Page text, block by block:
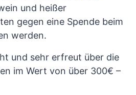
und heißer
gegen eine Spende beim
werden.
und sehr erfreut über die
im Wert von über 300€ –